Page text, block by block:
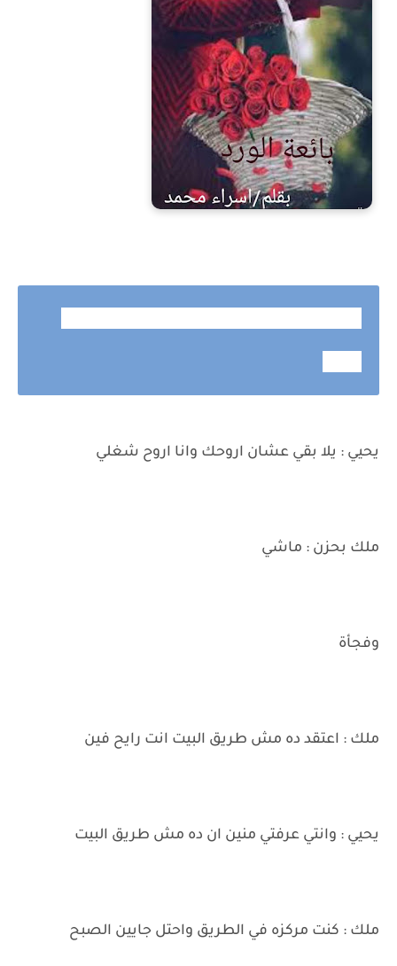
يحيي : يلا بقي عشان اروحك وانا اروح شغلي
ملك بحزن : ماشي
وفجأة
ملك : اعتقد ده مش طريق البيت انت رايح فين
يحيي : وانتي عرفتي منين ان ده مش طريق البيت
ملك : كنت مركزه في الطريق واحتل جايين الصبح